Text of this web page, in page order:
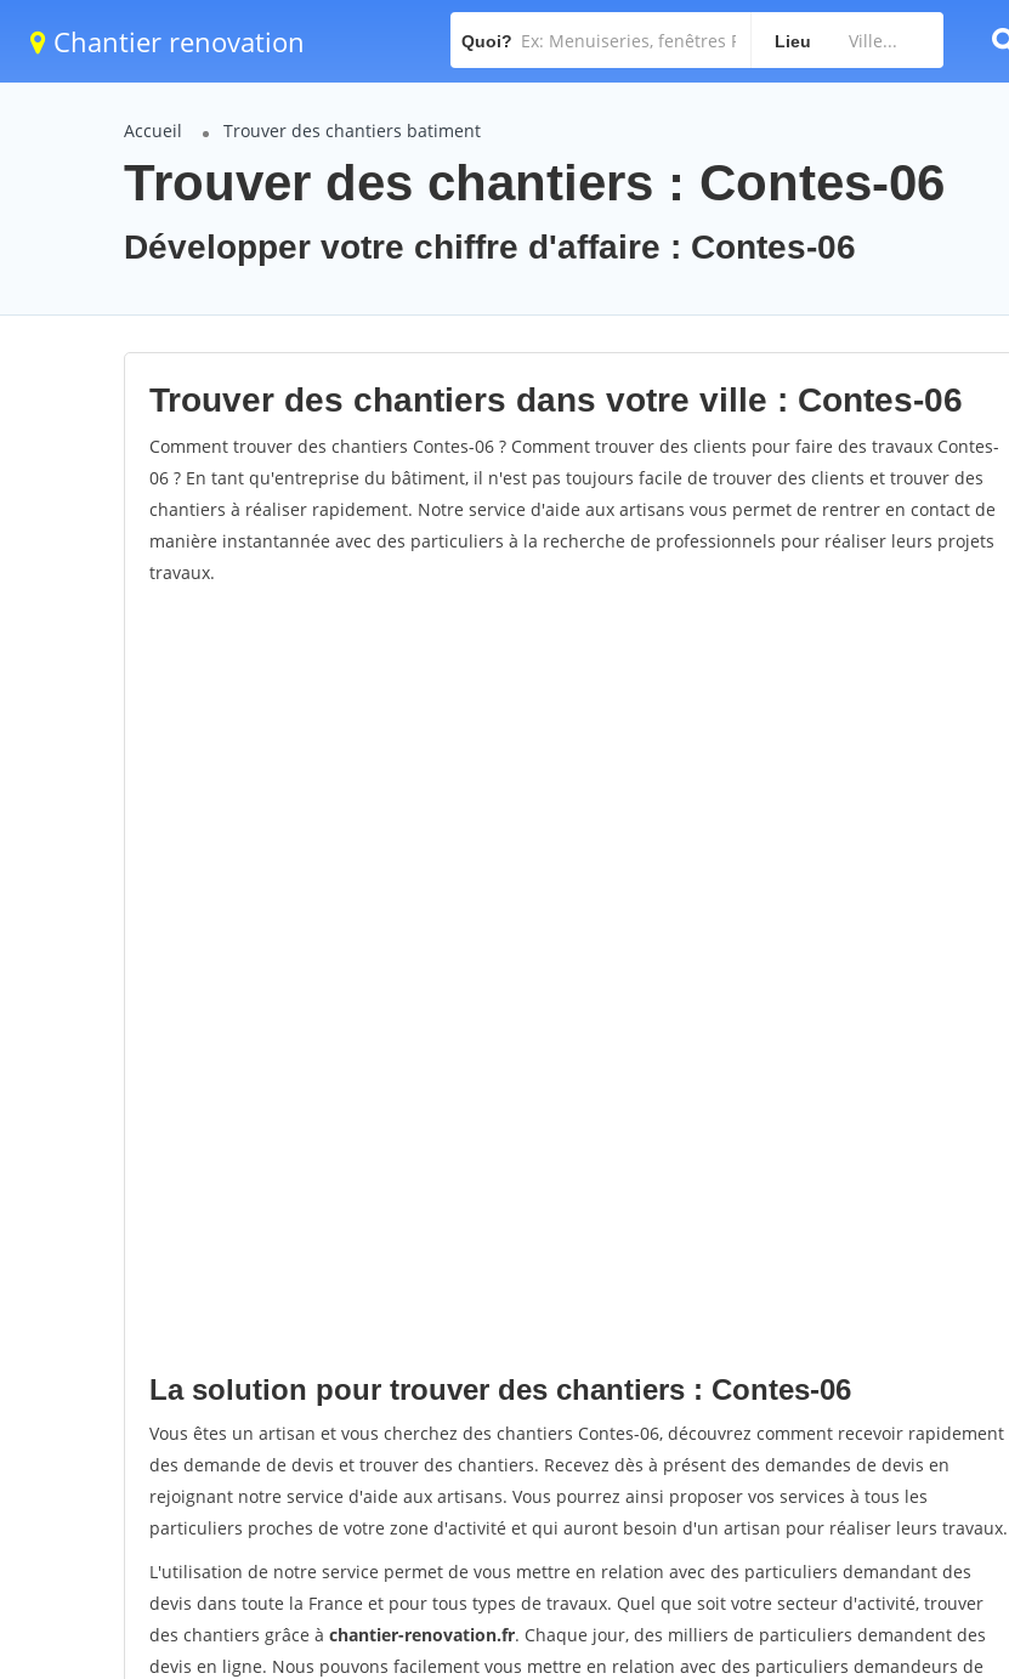
Chantier renovation Quoi? Lieu
Accueil Trouver des chantiers batiment
Trouver des chantiers : Contes-06
Développer votre chiffre d'affaire : Contes-06
Trouver des chantiers dans votre ville : Contes-06
Comment trouver des chantiers Contes-06 ? Comment trouver des clients pour faire des travaux Contes-
06 ? En tant qu'entreprise du bâtiment, il n'est pas toujours facile de trouver des clients et trouver des
chantiers à réaliser rapidement. Notre service d'aide aux artisans vous permet de rentrer en contact de
manière instantannée avec des particuliers à la recherche de professionnels pour réaliser leurs projets
travaux.
La solution pour trouver des chantiers : Contes-06
Vous êtes un artisan et vous cherchez des chantiers Contes-06, découvrez comment recevoir rapidement
des demande de devis et trouver des chantiers. Recevez dès à présent des demandes de devis en
rejoignant notre service d'aide aux artisans. Vous pourrez ainsi proposer vos services à tous les
particuliers proches de votre zone d'activité et qui auront besoin d'un artisan pour réaliser leurs travaux.
L'utilisation de notre service permet de vous mettre en relation avec des particuliers demandant des
devis dans toute la France et pour tous types de travaux. Quel que soit votre secteur d'activité, trouver
des chantiers grâce à chantier-renovation.fr. Chaque jour, des milliers de particuliers demandent des
devis en ligne. Nous pouvons facilement vous mettre en relation avec des particuliers demandeurs de